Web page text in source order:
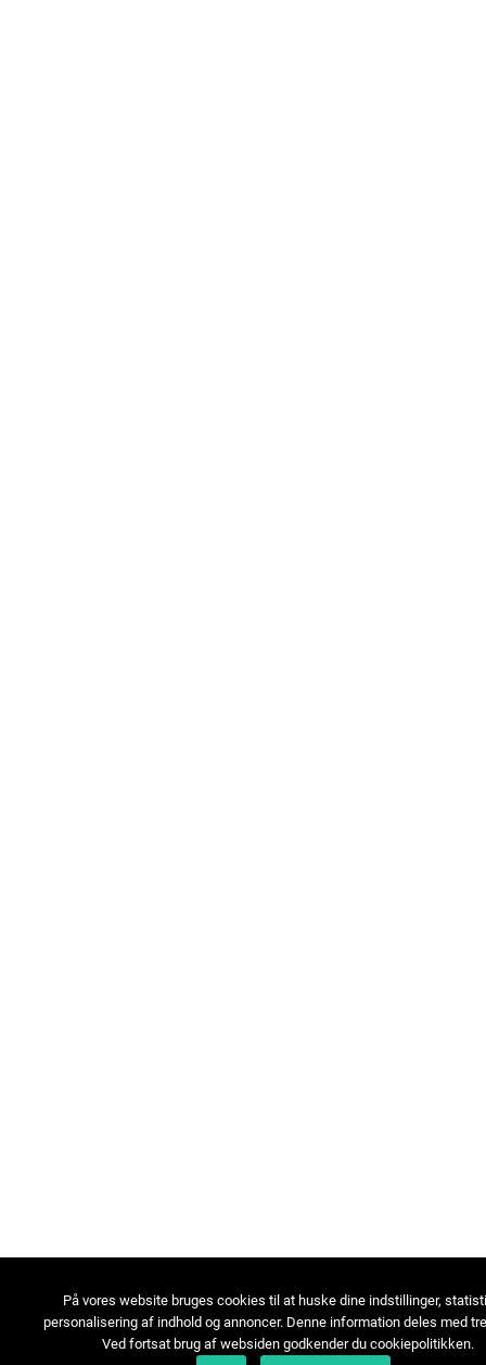
På vores website bruges cookies til at huske dine indstillinger,
personalisering af indhold og annoncer. Denne information deles med
Ved fortsat brug af websiden godkender du cookiepolitikken.